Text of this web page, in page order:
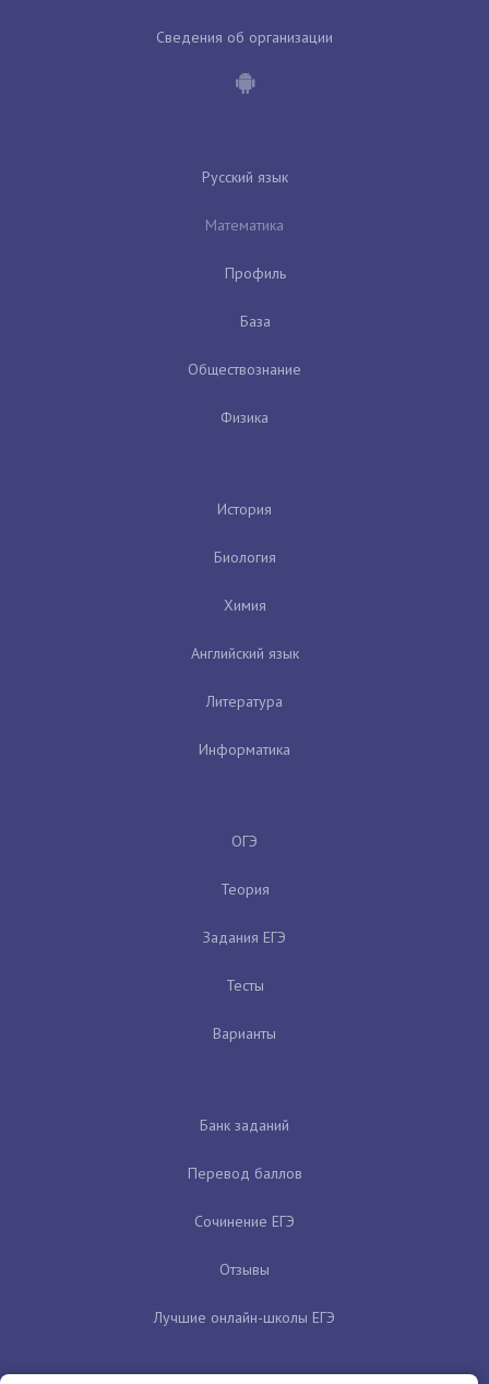
Сведения об организации
Русский язык
Математика
Профиль
База
Обществознание
Физика
История
Биология
Химия
Английский язык
Литература
Информатика
ОГЭ
Теория
Задания ЕГЭ
Тесты
Варианты
Банк заданий
Перевод баллов
Сочинение ЕГЭ
Отзывы
Лучшие онлайн-школы ЕГЭ